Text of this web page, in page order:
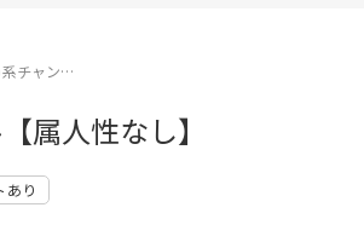
系チャン…
属人性なし】
あり